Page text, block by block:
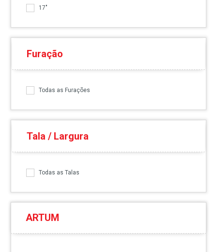
17"
Furação
Todas as Furações
Tala / Largura
Todas as Talas
ARTUM